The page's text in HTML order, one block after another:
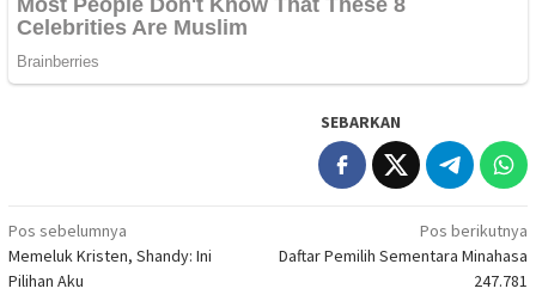
SEBARKAN
Navigasi
pos
Pos sebelumnya
Memeluk Kristen, Shandy: Ini
Pilihan Aku
Pos berikutnya
Daftar Pemilih Sementara Minahasa
247.781